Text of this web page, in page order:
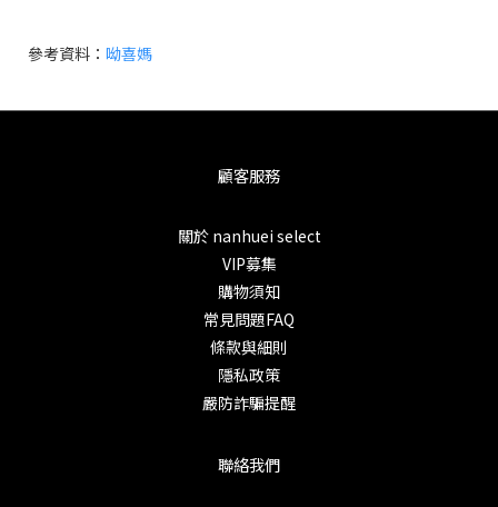
參考資料： 呦喜媽
顧客服務
關於 nanhuei select
VIP募集
購物須知
常見問題FAQ
條款與細則
隱私政策
嚴防詐騙提醒
聯絡我們